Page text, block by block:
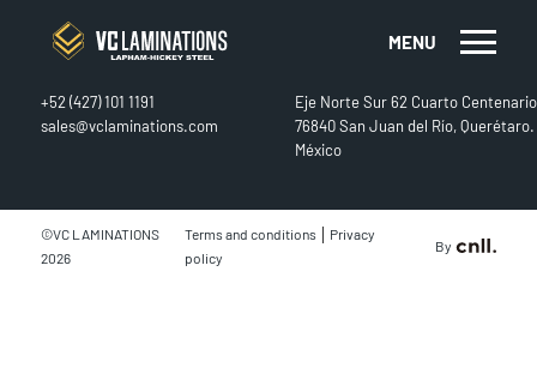
MENU
CONTACT
+52 (427) 101 1191
sales@vclaminations.com
Eje Norte Sur 62 Cuarto Centenario
76840 San Juan del Río, Querétaro.
México
©VC LAMINATIONS
2026
Terms and conditions | Privacy
policy
By